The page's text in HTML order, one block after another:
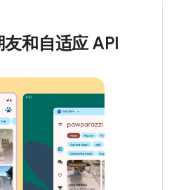
和自适应 API